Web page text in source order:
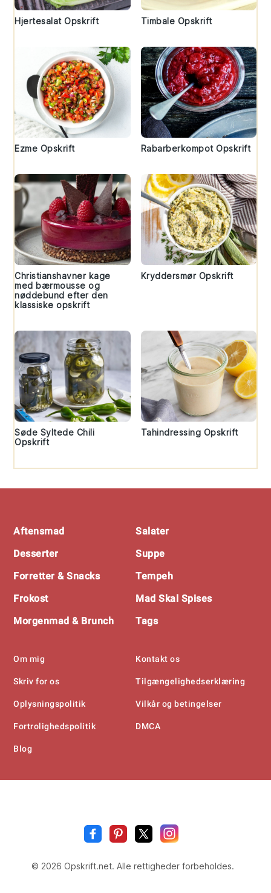
Hjertesalat Opskrift Timbale Opskrift
Ezme Opskrift Rabarberkompot Opskrift
Christianshavner kage
med bærmousse og
nøddebund efter den
klassiske opskrift
Kryddersmør Opskrift
Søde Syltede Chili
Opskrift
Tahindressing Opskrift
Aftensmad
Desserter
Forretter & Snacks
Frokost
Morgenmad & Brunch
Salater
Suppe
Tempeh
Mad Skal Spises
Tags
Om mig
Skriv for os
Oplysningspolitik
Fortrolighedspolitik
Blog
Kontakt os
Tilgængelighedserklæring
Vilkår og betingelser
DMCA
Opskrift
© 2026 Opskrift.net. Alle rettigheder forbeholdes.